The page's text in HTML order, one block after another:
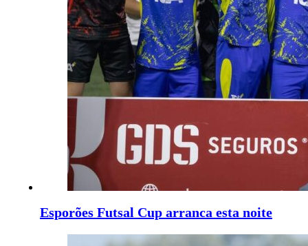
Esporões Futsal Cup arranca esta noite